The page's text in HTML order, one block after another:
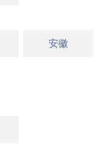
安徽